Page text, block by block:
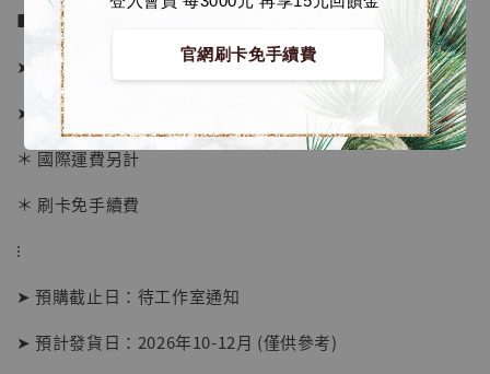
官網刷卡免手續費
NT$ 1,870
■ 販售資訊 (NT$)：
➤ 1/4比例價格 7980元 (訂金3280)
➤ 1/6比例價格 3980元 (訂金1980)
＊ 國際運費另計
＊ 刷卡免手續費
⁝
➤ 預購截止日：待工作室通知
➤ 預計發貨日：2026年10-12月 (僅供參考)